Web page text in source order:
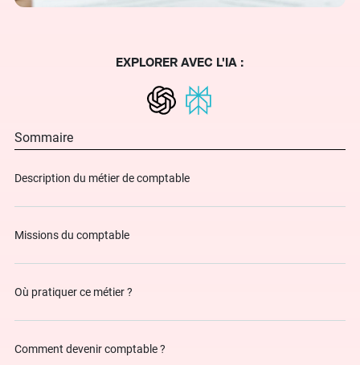
EXPLORER AVEC L'IA :
Sommaire
Description du métier de comptable
Missions du comptable
Où pratiquer ce métier ?
Comment devenir comptable ?